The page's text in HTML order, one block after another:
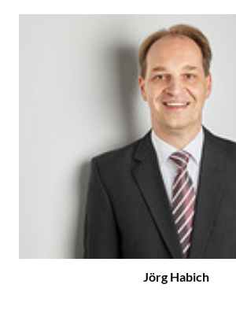
Jörg Habich